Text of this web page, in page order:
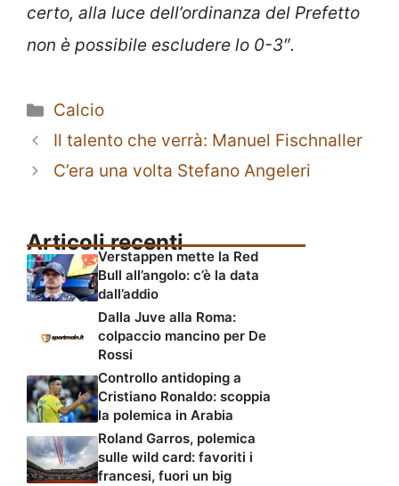
certo, alla luce dell’ordinanza del Prefetto
non è possibile escludere lo 0-3″.
Categorie
Calcio
Il talento che verrà: Manuel Fischnaller
C’era una volta Stefano Angeleri
Articoli recenti
Verstappen mette la Red
Bull all’angolo: c’è la data
dall’addio
Dalla Juve alla Roma:
colpaccio mancino per De
Rossi
Controllo antidoping a
Cristiano Ronaldo: scoppia
la polemica in Arabia
Roland Garros, polemica
sulle wild card: favoriti i
francesi, fuori un big